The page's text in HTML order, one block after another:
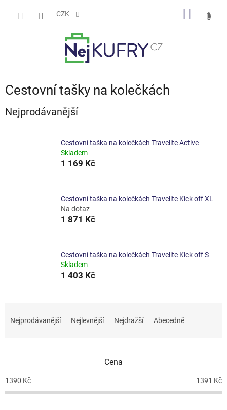
CZK
Cestovní tašky na kolečkách
Nejprodávanější
Cestovní taška na kolečkách Travelite Active
Skladem
1 169 Kč
Cestovní taška na kolečkách Travelite Kick off XL
Na dotaz
1 871 Kč
Cestovní taška na kolečkách Travelite Kick off S
Skladem
1 403 Kč
p
r
Nejprodávanější Nejlevnější Nejdražší Abecedně
Cena
1390 Kč 1391 Kč